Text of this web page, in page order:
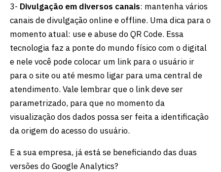
3- Divulgação em diversos canais: mantenha vários
canais de divulgação online e offline. Uma dica para o
momento atual: use e abuse do QR Code. Essa
tecnologia faz a ponte do mundo físico com o digital
e nele você pode colocar um link para o usuário ir
para o site ou até mesmo ligar para uma central de
atendimento. Vale lembrar que o link deve ser
parametrizado, para que no momento da
visualização dos dados possa ser feita a identificação
da origem do acesso do usuário.
E a sua empresa, já está se beneficiando das duas
versões do Google Analytics?